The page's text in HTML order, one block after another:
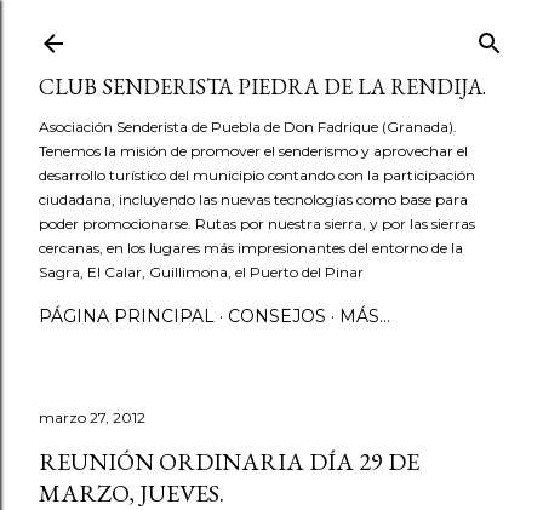
CLUB SENDERISTA PIEDRA DE LA RENDIJA.
Asociación Senderista de Puebla de Don Fadrique (Granada).
Tenemos la misión de promover el senderismo y aprovechar el
desarrollo turístico del municipio contando con la participación
ciudadana, incluyendo las nuevas tecnologías como base para
poder promocionarse. Rutas por nuestra sierra, y por las sierras
cercanas, en los lugares más impresionantes del entorno de la
Sagra, El Calar, Guillimona, el Puerto del Pinar
PÁGINA PRINCIPAL CONSEJOS MÁS…
marzo 27, 2012
REUNIÓN ORDINARIA DÍA 29 DE
MARZO, JUEVES.